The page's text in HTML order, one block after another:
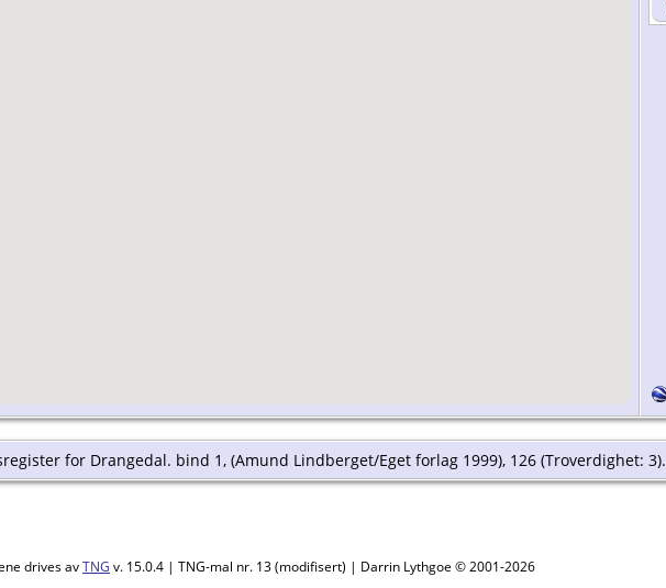
for Drangedal. bind 1, (Amund Lindberget/Eget forlag 1999), 126 (Troverdighet: 3).
drives avTNG v. 15.0.4 | TNG-mal nr. 13 (modifisert) | Darrin Lythgoe © 2001-2026